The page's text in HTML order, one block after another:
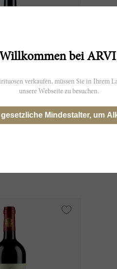
Willkommen bei
verkaufen, müssen Sie in Ihrem
unsere Webseite zu besuchen.
gesetzliche Mindestalter, um